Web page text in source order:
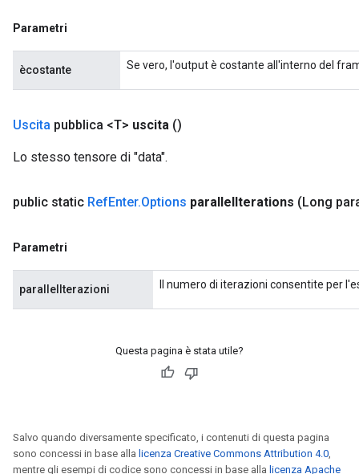
Parametri
ècostante Se vero, l'output è costante all'interno del
Uscita pubblica <T> uscita ()
Lo stesso tensore di "data".
public static RefEnter.Options parallelIterations (Long
Parametri
parallelIterazioni Il numero di iterazioni consentite per
Questa pagina è stata utile?
Salvo quando diversamente specificato, i contenuti di questa pagina
sono concessi in base alla licenza Creative Commons Attribution 4.0,
mentre gli esempi di codice sono concessi in base alla licenza Apache